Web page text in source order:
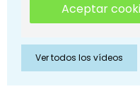
Aceptar
Ver todos los vídeos